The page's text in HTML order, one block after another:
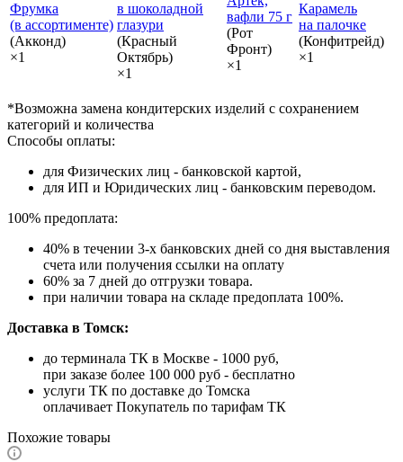
Фрумка
(в ассортименте)
(Акконд)
×1
в шоколадной
глазури
(Красный
Октябрь)
×1
вафли 75 г
(Рот
Фронт)
×1
Карамель
на палочке
(Конфитрейд)
×1
*Возможна замена кондитерских изделий с сохранением
категорий и количества
Способы оплаты:
для Физических лиц - банковской картой,
для ИП и Юридических лиц - банковским переводом.
100% предоплата:
40% в течении 3-х банковских дней со дня выставления
счета или получения ссылки на оплату
60% за 7 дней до отгрузки товара.
при наличии товара на складе предоплата 100%.
Доставка в Томск:
до терминала ТК в Москве - 1000 руб,
при заказе более 100 000 руб - бесплатно
услуги ТК по доставке до Томска
оплачивает Покупатель по тарифам ТК
Похожие товары